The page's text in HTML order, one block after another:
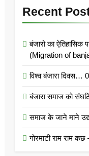
Recent
बंजारो का ऐतिहासिक
(Migration of
विश्व बंजारा दिवस…
बंजारा समाज को
समाज के जाने माने
गोरमाटी राम राम